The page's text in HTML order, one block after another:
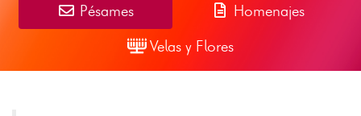
Pésames
Homenajes
Velas y Flores